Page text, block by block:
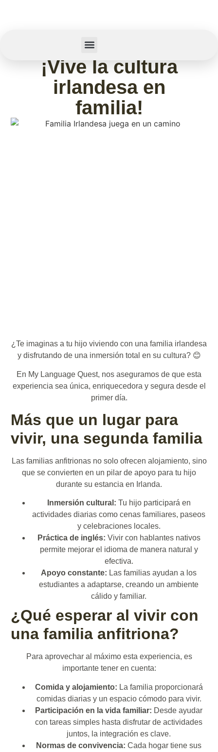
febrero 12, 2026
¡Vive la cultura
irlandesa en
familia!
¿Te imaginas a tu hijo viviendo con una familia irlandesa
y disfrutando de una inmersión total en su cultura? 😊
En My Language Quest, nos aseguramos de que esta
experiencia sea única, enriquecedora y segura desde el
primer día.
Más que un lugar para
vivir, una segunda familia
Las familias anfitrionas no solo ofrecen alojamiento, sino
que se convierten en un pilar de apoyo para tu hijo
durante su estancia en Irlanda.
Inmersión cultural: Tu hijo participará en
actividades diarias como cenas familiares, paseos
y celebraciones locales.
Práctica de inglés: Vivir con hablantes nativos
permite mejorar el idioma de manera natural y
efectiva.
Apoyo constante: Las familias ayudan a los
estudiantes a adaptarse, creando un ambiente
cálido y familiar.
¿Qué esperar al vivir con
una familia anfitriona?
Para aprovechar al máximo esta experiencia, es
importante tener en cuenta:
Comida y alojamiento: La familia proporcionará
comidas diarias y un espacio cómodo para vivir.
Participación en la vida familiar: Desde ayudar
con tareas simples hasta disfrutar de actividades
juntos, la integración es clave.
Normas de convivencia: Cada hogar tiene sus